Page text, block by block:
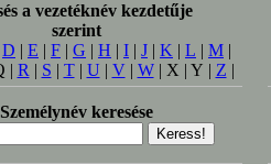
a vezetéknév kezdetűje
szerint
D | E | F | G | H | I | J | K | L | M |
| R | S | T| U | V| W| X | Y | Z |
Személynév keresése